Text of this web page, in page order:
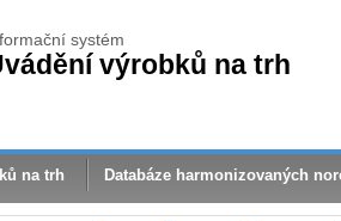
systém
výrobků na trh
na trh Databáze harmonizovaných